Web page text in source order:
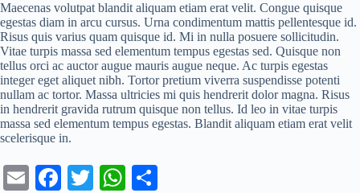
Maecenas volutpat blandit aliquam etiam erat velit. Congue quisque
egestas diam in arcu cursus. Urna condimentum mattis pellentesque id.
Risus quis varius quam quisque id. Mi in nulla posuere sollicitudin.
Vitae turpis massa sed elementum tempus egestas sed. Quisque non
tellus orci ac auctor augue mauris augue neque. Ac turpis egestas
integer eget aliquet nibh. Tortor pretium viverra suspendisse potenti
nullam ac tortor. Massa ultricies mi quis hendrerit dolor magna. Risus
in hendrerit gravida rutrum quisque non tellus. Id leo in vitae turpis
massa sed elementum tempus egestas. Blandit aliquam etiam erat velit
scelerisque in.
E
Fa T
W